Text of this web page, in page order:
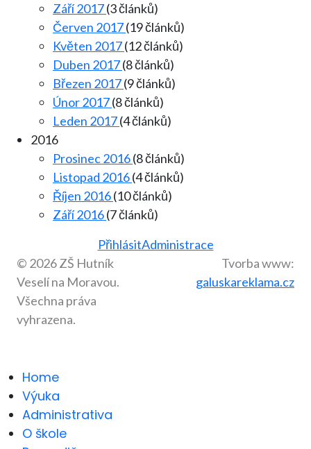
Září 2017(3 článků)
Červen 2017(19 článků)
Květen 2017(12 článků)
Duben 2017(8 článků)
Březen 2017(9 článků)
Únor 2017(8 článků)
Leden 2017(4 článků)
2016
Prosinec 2016(8 článků)
Listopad 2016(4 článků)
Říjen 2016(10 článků)
Září 2016(7 článků)
PřihlásitAdministrace
© 2026 ZŠ Hutník
Veselí na Moravou.
Všechna práva
vyhrazena.
Tvorba www:
galuskareklama.cz
Home
Výuka
Administrativa
O škole